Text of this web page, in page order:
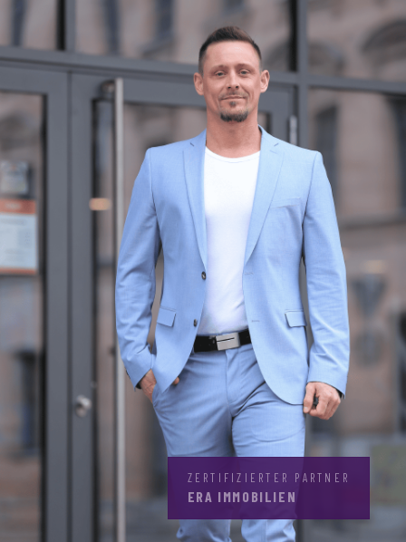
ZERTIFIZIERTER PARTNER
ERA IMMOBILIEN